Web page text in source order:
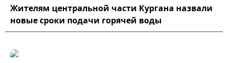
Жителям центральной части Кургана назвали
новые сроки подачи горячей воды